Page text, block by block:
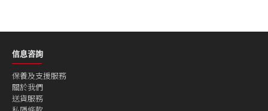
信息咨詢
保養及支援服務
關於我們
送貨服務